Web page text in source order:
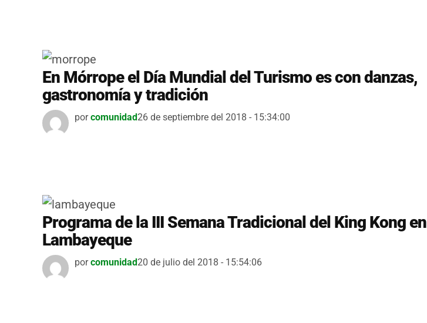
En Mórrope el Día Mundial del Turismo es con danzas,
gastronomía y tradición
por comunidad26 de septiembre del 2018 - 15:34:00
Programa de la III Semana Tradicional del King Kong en
Lambayeque
por comunidad20 de julio del 2018 - 15:54:06